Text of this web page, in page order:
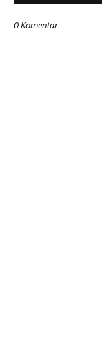
0 Komentar